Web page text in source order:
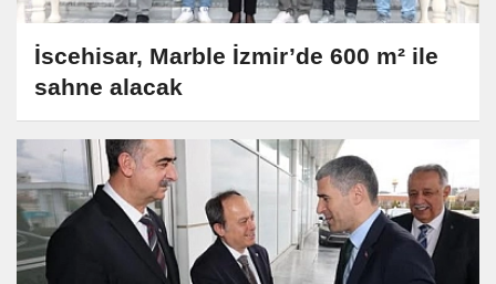
İscehisar, Marble İzmir’de 600 m² ile
sahne alacak